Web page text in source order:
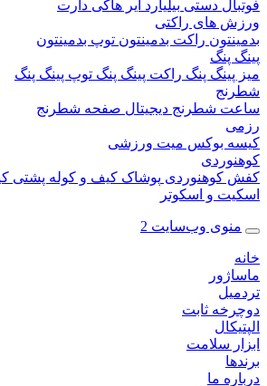
فوتبال دستی بیلیارد ایر هاکی دارت
ورزش های راکتی
بدمینتون راکت بدمینتون توپ بدمینتون
پینگ پنگ
میز پینگ پنگ راکت پینگ پنگ توپ پینگ پنگ
شطرنج
ساعت شطرنج دیجیتال صفحه شطرنج
رزمی
کیسه بوکس میت ورزشی
کوهنوردی
کفش کوهنوردی پوشاک کیف و کوله پشتی
اسکیت و اسکوتر
منوی وب‌سایت 2
خانه
ماساژور
تردمیل
دوچرخه ثابت
الپتیکال
ابزار سلامت
برندها
درباره ما